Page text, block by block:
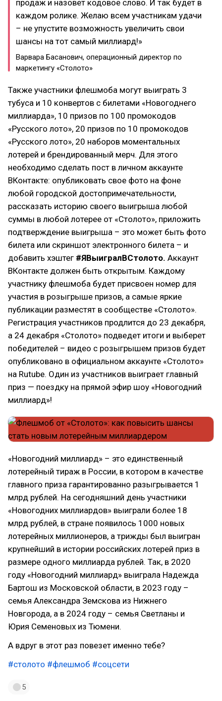
продаж и назовет кодовое слово. И так будет в
каждом ролике. Желаю всем участникам удачи
– не упустите возможность увеличить свои
шансы на тот самый миллиард!»
Варвара Басанович, операционный директор по
маркетингу «Столото»
Также участники флешмоба могут выиграть 3
тубуса и 10 конвертов с билетами «Новогоднего
миллиарда», 10 призов по 100 промокодов
«Русского лото», 20 призов по 10 промокодов
«Русского лото», 20 наборов моментальных
лотерей и брендированный мерч. Для этого
необходимо сделать пост в личном аккаунте
ВКонтакте: опубликовать свое фото на фоне
любой городской достопримечательности,
рассказать историю своего выигрыша любой
суммы в любой лотерее от «Столото», приложить
подтверждение выигрыша – это может быть фото
билета или скриншот электронного билета – и
добавить хэштег #ЯВыигралВСтолото. Аккаунт
ВКонтакте должен быть открытым. Каждому
участнику флешмоба будет присвоен номер для
участия в розыгрыше призов, а самые яркие
публикации разместят в сообществе «Столото».
Регистрация участников продлится до 23 декабря,
а 24 декабря «Столото» подведет итоги и выберет
победителей – видео с розыгрышем призов будет
опубликовано в официальном аккаунте «Столото»
на Rutube. Один из участников выиграет главный
приз — поездку на прямой эфир шоу «Новогодний
миллиард»!
«Новогодний миллиард» – это единственный
лотерейный тираж в России, в котором в качестве
главного приза гарантированно разыгрывается 1
млрд рублей. На сегодняшний день участники
«Новогодних миллиардов» выиграли более 18
млрд рублей, в стране появилось 1000 новых
лотерейных миллионеров, а трижды был выигран
крупнейший в истории российских лотерей приз в
размере одного миллиарда рублей. Так, в 2020
году «Новогодний миллиард» выиграла Надежда
Бартош из Московской области, в 2023 году –
семья Александра Земскова из Нижнего
Новгорода, а в 2024 году – семья Светланы и
Юрия Семеновых из Тюмени.
А вдруг в этот раз повезет именно тебе?
#столото #флешмоб #соцсети
5